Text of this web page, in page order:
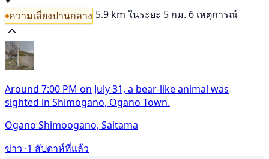
ความเสี่ยงปานกลาง 5.9 km ในระยะ 5 กม. 6 เหตุการณ์
Around 7:00 PM on July 31, a bear-like animal was
sighted in Shimogano, Ogano Town.
Ogano Shimoogano, Saitama
ข่าว ·1 สัปดาห์ที่แล้ว